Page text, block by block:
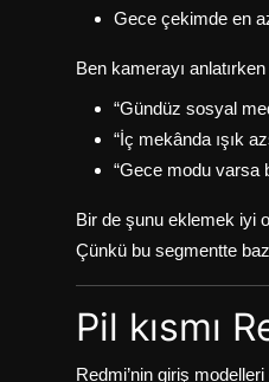
Gece çekimde en
Ben kamerayı
“Gündüz sosyal
“İç mekânda ışık
“Gece modu varsa
Bir de şunu eklemek iyi
Çünkü bu segmentte
Pil kısmı
Redmi’nin giriş